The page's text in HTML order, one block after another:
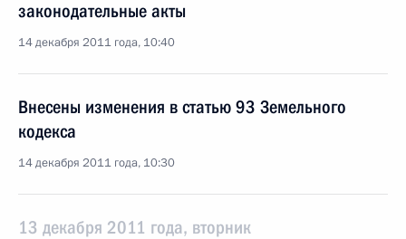
законодательные акты
14 декабря 2011 года, 10:40
Внесены изменения в статью 93 Земельного
кодекса
14 декабря 2011 года, 10:30
13 декабря 2011 года, вторник